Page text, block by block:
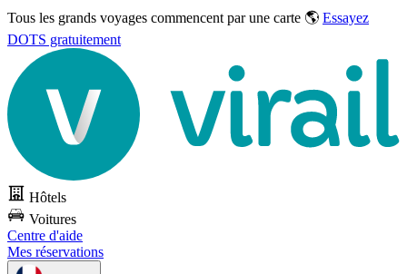
Tous les grands voyages commencent par une carte 🌎 Essayez
DOTS gratuitement
Hôtels
Voitures
Centre d'aide
Mes réservations